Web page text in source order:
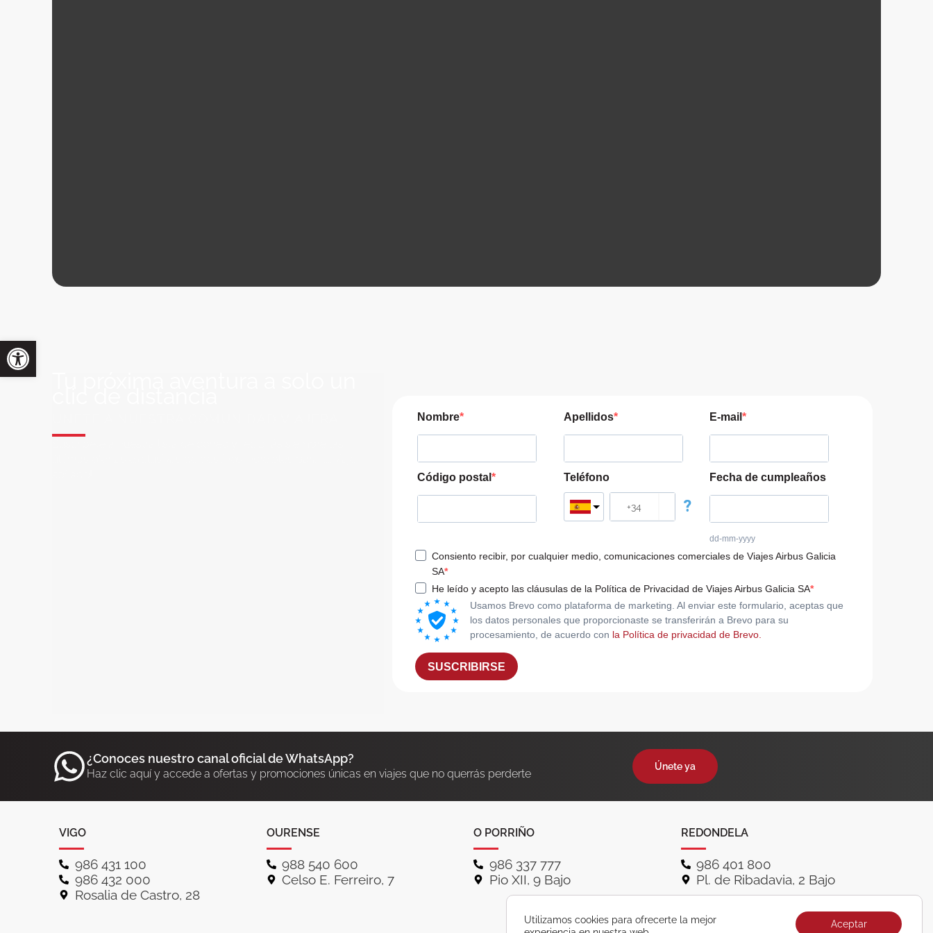
Nombre Apellidos E-mail
Código postal Teléfono
?
Fecha de cumpleaños
dd-mm-yyyy
Consiento recibir, por cualquier medio, comunicaciones comerciales de Viajes Airbus Galicia
SA
He leído y acepto las cláusulas de la Política de Privacidad de Viajes Airbus Galicia SA
Usamos Brevo como plataforma de marketing. Al enviar este formulario, aceptas que
los datos personales que proporcionaste se transferirán a Brevo para su
procesamiento, de acuerdo con la Política de privacidad de Brevo.
SUSCRIBIRSE
¿Conoces nuestro canal oficial de WhatsApp?
Haz clic aquí y accede a ofertas y promociones únicas en viajes que no querrás perderte
Únete ya
VIGO
986 431 100
986 432 000
Rosalia de Castro, 28
OURENSE
988 540 600
Celso E. Ferreiro, 7
O PORRIÑO
986 337 777
Pio XII, 9 Bajo
REDONDELA
986 401 800
Pl. de Ribadavia, 2 Bajo
Utilizamos cookies para ofrecerte la mejor
Aceptar